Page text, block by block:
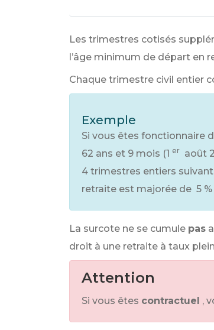
Les trimestres cotisés
l’âge minimum de départ en
Chaque trimestre civil entier
Exemple
Si vous êtes fonctionnaire
62 ans et 9 mois (1 er août
4 trimestres entiers
retraite est majorée de 5 %
La surcote ne se cumule pas
droit à une retraite à taux
Attention
Si vous êtes contractuel ,